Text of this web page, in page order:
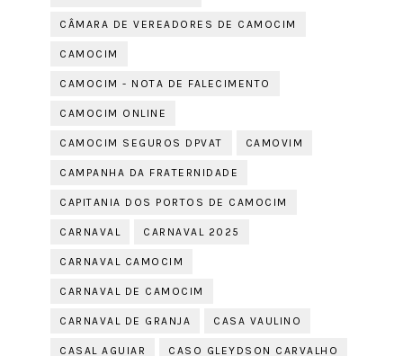
CÂMARA DE VEREADORES DE CAMOCIM
CAMOCIM
CAMOCIM - NOTA DE FALECIMENTO
CAMOCIM ONLINE
CAMOCIM SEGUROS DPVAT CAMOVIM
CAMPANHA DA FRATERNIDADE
CAPITANIA DOS PORTOS DE CAMOCIM
CARNAVAL CARNAVAL 2025
CARNAVAL CAMOCIM
CARNAVAL DE CAMOCIM
CARNAVAL DE GRANJA CASA VAULINO
CASAL AGUIAR CASO GLEYDSON CARVALHO